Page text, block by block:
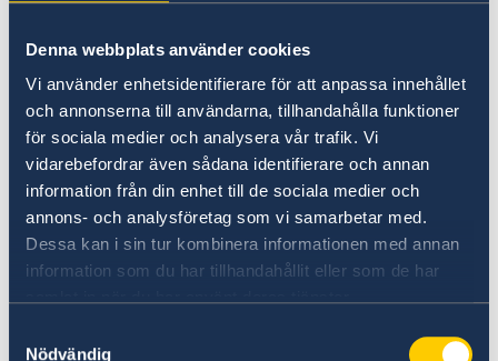
Denna webbplats använder cookies
Vi använder enhetsidentifierare för att anpassa innehållet
och annonserna till användarna, tillhandahålla funktioner
för sociala medier och analysera vår trafik. Vi
vidarebefordrar även sådana identifierare och annan
information från din enhet till de sociala medier och
annons- och analysföretag som vi samarbetar med.
Dessa kan i sin tur kombinera informationen med annan
information som du har tillhandahållit eller som de har
Nödvändig
UD:s reseinformation direkt i fickan
I appen UD Resklar finns råd och
reseinformation om världens länder från
Sveriges ambassader.
Om UD Resklar på regeringen.se